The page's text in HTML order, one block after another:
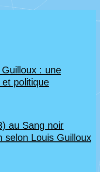
: une
politique
au Sang noir
selon Louis Guilloux